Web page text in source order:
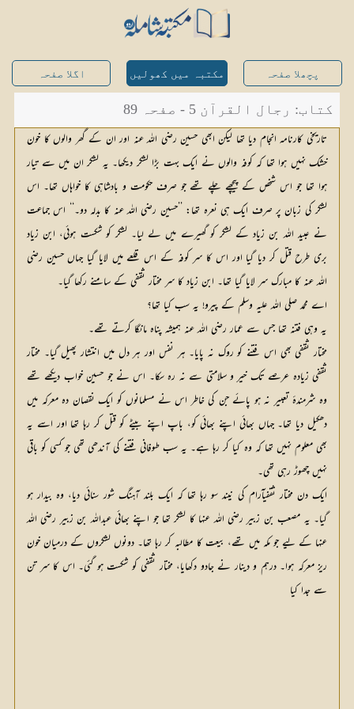
پچھلا صفحہ مکتبہ میں کھولیں اگلا صفحہ
کتاب: رجال القرآن 5 - صفحہ 89
تاریخی کارنامہ انجام دیا تھا لیکن ابھی حسین رضی اللہ عنہ اور ان کے گھر والوں کا خون
خشک نہیں ہوا تھا کہ کوفہ والوں نے ایک بہت بڑا لشکر دیکھا۔ یہ لشکر ان میں سے تیار
ہوا تھا جو اس شخص کے پیچھے چلے تھے جو صرف حکومت و بادشاہی کا خواہاں تھا۔ اس
لشکر کی زبان پر صرف ایک ہی نعرہ تھا: ’’حسین رضی اللہ عنہ کا بدلہ دو۔‘‘ اس جماعت
نے عبید اللہ بن زیاد کے لشکر کو گھیرے میں لے لیا۔ لشکر کو شکست ہوئی، ابن زیاد
بری طرح قتل کر دیا گیا اور اس کا سر کوفہ کے اس قلعے میں لایا گیا جہاں حسین رضی
اللہ عنہ کا مبارک سر لایا گیا تھا۔ ابن زیاد کا سر مختار ثقفی کے سامنے رکھا گیا۔
اے محمد صلی اللہ علیہ وسلم کے پیرو! یہ سب کیا تھا؟
یہ وہی فتنہ تھا جس سے عمار رضی اللہ عنہ ہمیشہ پناہ مانگا کرتے تھے۔
مختار ثقفی بھی اس فتنے کو روک نہ پایا۔ ہر نفس اور ہر دل میں انتشار پھیل گیا۔ مختار
ثقفی زیادہ عرصے تک خیر و سلامتی سے نہ رہ سکا۔ اس نے جو حسین خواب دیکھے تھے
وہ شرمندۂ تعبیر نہ ہو پائے جن کی خاطر اس نے مسلمانوں کو ایک نقصان دہ معرکہ میں
دھکیل دیا تھا۔ جہاں بھائی اپنے بھائی کو، باپ اپنے بیٹے کو قتل کر رہا تھا اور اسے یہ
بھی معلوم نہیں تھا کہ وہ کیا کر رہا ہے۔ یہ سب طوفانی فتنے کی آندھی تھی جو کسی کو باقی
نہیں چھوڑ رہی تھی۔
ایک دن مختار ثقفیآرام کی نیند سو رہا تھا کہ ایک بلند آہنگ شور سنائی دیا، وہ بیدار ہو
گیا۔ یہ مصعب بن زبیر رضی اللہ عنہا کا لشکر تھا جو اپنے بھائی عبداللہ بن زبیر رضی اللہ
عنہا کے لیے جو مکہ میں تھے، بیعت کا مطالبہ کر رہا تھا۔ دونوں لشکروں کے درمیان خون
ریز معرکہ ہوا۔ درہم و دینار نے جادو دکھایا، مختار ثقفی کو شکست ہو گئی۔ اس کا سر تن
سے جدا کیا